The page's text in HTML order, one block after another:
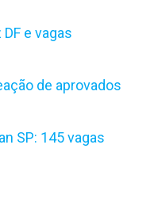
e vagas
de aprovados
SP: 145 vagas